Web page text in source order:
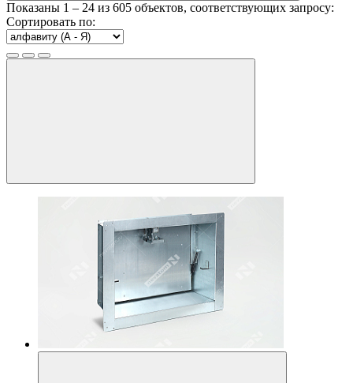
Показаны 1 – 24 из 605 объектов, соответствующих запросу:
Сортировать по: